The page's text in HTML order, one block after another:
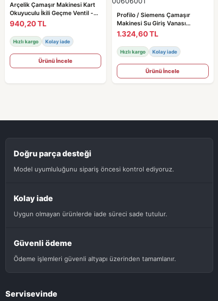
Arçelik Çamaşır Makinesi Kart
Okuyuculu İkili Geçme Ventil -
2841020100 Orjinal
940,20 TL
Hızlı kargo Kolay iade
Ürünü İncele
Profilo / Siemens Çamaşır
Makinesi Su Giriş Vanası
Okuyucu Sensörlü / Ventili -
00606001
1.324,60 TL
Hızlı kargo Kolay iade
Ürünü İncele
Doğru parça desteği
Model uyumluluğunu sipariş öncesi kontrol ediyoruz.
Kolay iade
Uygun olmayan ürünlerde iade süreci sade tutulur.
Güvenli ödeme
Ödeme işlemleri güvenli altyapı üzerinden tamamlanır.
Servisevinde